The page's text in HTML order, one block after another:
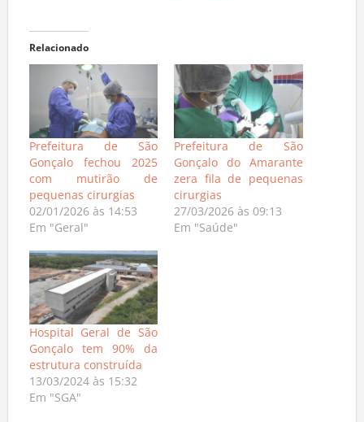
Relacionado
Prefeitura de São
Gonçalo fechou 2025
com mutirão de
pequenas cirurgias
02/01/2026 às 14:53
Em "Geral"
Prefeitura de São
Gonçalo do Amarante
zera fila de pequenas
cirurgias
27/03/2026 às 09:13
Em "Saúde"
Hospital Geral de São
Gonçalo tem 90% da
estrutura construída
13/03/2024 às 15:32
Em "SGA"